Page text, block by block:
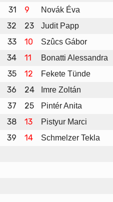
31 9
Novák Éva
32 23
Judit Papp
33 10
Szûcs Gábor
34 11
Bonatti Alessandra
35 12
Fekete Tünde
36 24
Imre Zoltán
37 25
Pintér Anita
38 13
Pistyur Marci
39 14 Schmelzer Tekla